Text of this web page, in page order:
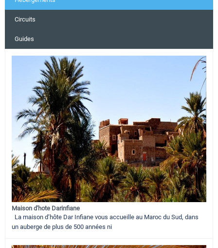
Circuits
Guides
Maison d'hote Darinfiane
La maison d’hôte Dar Infiane vous accueille au Maroc du Sud, dans
un auberge de plus de 500 années ni